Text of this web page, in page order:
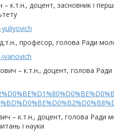
к.т.н., доцент, засновник і
професор, голова Ради
– к.т.н., доцент, голова
– к.т.н., доцент, голова Ради
і науки